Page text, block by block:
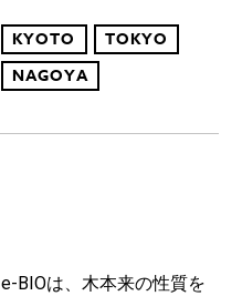
KYOTO
TOKYO
NAGOYA
e-BIOは、木本来の性質を